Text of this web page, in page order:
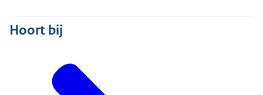
Hoort bij